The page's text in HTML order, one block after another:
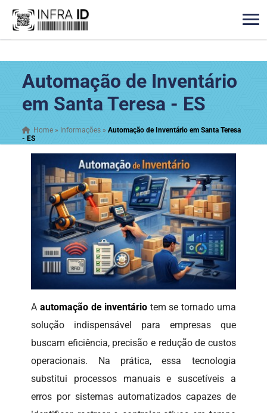
Automação de Inventário
em Santa Teresa - ES
Home » Informações »Automação de Inventário em Santa Teresa
- ES
Aautomação de inventário tem se tornado uma
solução indispensável para empresas que
buscam eficiência, precisão e redução de custos
operacionais. Na prática, essa tecnologia
substitui processos manuais e suscetíveis a
erros por sistemas automatizados capazes de